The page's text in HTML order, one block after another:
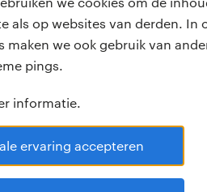
op websites van derden. In
we ook gebruik van
pings.
informatie.
ervaring accepteren